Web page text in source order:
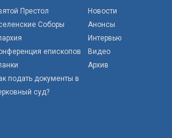
Престол
Соборы
епископов
подать документы в
суд?
Новости
Анонсы
Интервью
Видео
Архив